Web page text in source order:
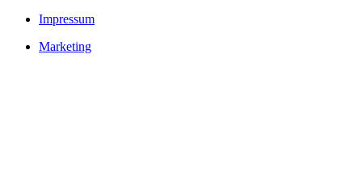
Impressum
Marketing